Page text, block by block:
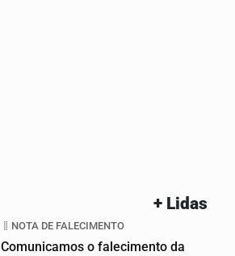
+ Lidas
NOTA DE FALECIMENTO
Comunicamos o falecimento da